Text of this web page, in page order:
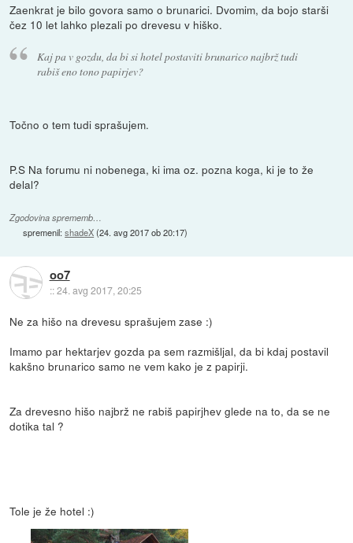
Zaenkrat je bilo govora samo o brunarici. Dvomim, da bojo starši
čez 10 let lahko plezali po drevesu v hiško.
Kaj pa v gozdu, da bi si hotel postaviti brunarico najbrž tudi
rabiš eno tono papirjev?
Točno o tem tudi sprašujem.
P.S Na forumu ni nobenega, ki ima oz. pozna koga, ki je to že
delal?
Zgodovina sprememb…
spremenil:shadeX(24. avg 2017 ob 20:17)
oo7
::24. avg 2017, 20:25
Ne za hišo na drevesu sprašujem zase :)
Imamo par hektarjev gozda pa sem razmišljal, da bi kdaj postavil
kakšno brunarico samo ne vem kako je z papirji.
Za drevesno hišo najbrž ne rabiš papirjhev glede na to, da se ne
dotika tal ?
Tole je že hotel :)